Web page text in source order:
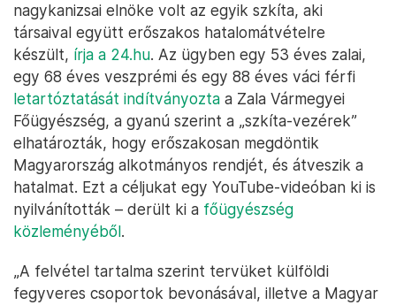
nagykanizsai elnöke volt az egyik szkíta, aki
társaival együtt erőszakos hatalomátvételre
készült, írja a 24.hu. Az ügyben egy 53 éves zalai,
egy 68 éves veszprémi és egy 88 éves váci férfi
letartóztatását indítványozta a Zala Vármegyei
Főügyészség, a gyanú szerint a „szkíta-vezérek”
elhatározták, hogy erőszakosan megdöntik
Magyarország alkotmányos rendjét, és átveszik a
hatalmat. Ezt a céljukat egy YouTube-videóban ki is
nyilvánították – derült ki a főügyészség
közleményéből.
„A felvétel tartalma szerint tervüket külföldi
fegyveres csoportok bevonásával, illetve a Magyar